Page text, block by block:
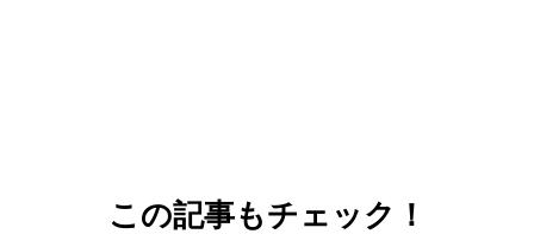
この記事もチェック！